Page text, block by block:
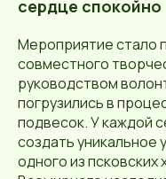
сердце спокойно
Мероприятие стало
совместного
руководством
погрузились в
подвесок. У каждой
создать
одного из